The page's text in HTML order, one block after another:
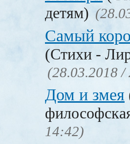
детям)
Самый
(Стихи -
(28.03.2018 /
Дом и змея
14:42)